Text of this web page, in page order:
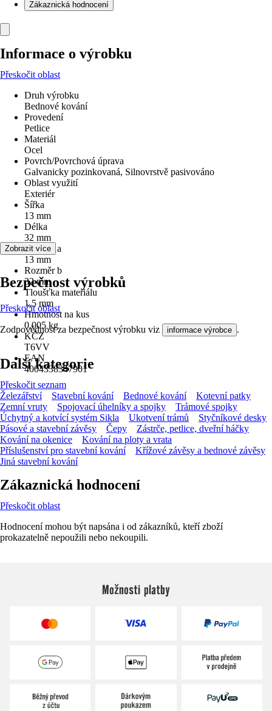
Zákaznická hodnocení
Informace o výrobku
Přeskočit oblast
Druh výrobku
Bednové kování
Provedení
Petlice
Materiál
Ocel
Povrch/Povrchová úprava
Galvanicky pozinkovaná, Silnovrstvě pasivováno
Oblast využití
Exteriér
Šířka
13 mm
Délka
32 mm
Rozměr a
13 mm
Rozměr b
32 mm
Tloušťka materiálu
1,5 mm
Hmotnost na kus
0,005 kg
KČZ
T6VV
EAN
4004338347901
Zobrazit více
Bezpečnost výrobků
Přeskočit oblast
Zodpovědnost za bezpečnost výrobku viz informace výrobce .
Další kategorie
Přeskočit seznam
Železářství
Stavební kování Bednové kování
Kotevní patky
Zemní vruty
Spojovací úhelníky a spojky
Trámové spojky
Úchytný a kotvící systém Sikla
Ukotvení trámů
Styčníkové desky
Pásové a stavební závěsy
Čepy
Zástrče, petlice, dveřní háčky
Kování na okenice
Kování na ploty a vrata
Příslušenství pro stavební kování
Křížové závěsy a bednové závěsy
Jiná stavební kování
Zákaznická hodnocení
Přeskočit oblast
Hodnocení mohou být napsána i od zákazníků, kteří zboží
prokazatelně nepoužili nebo nekoupili.
Možnosti platby